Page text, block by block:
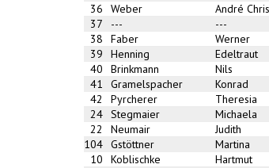
36
Weber André
37
--- ---
38
Faber Werner
39
Henning Edeltraut
40
Brinkmann Nils
41
Gramelspacher Konrad
42
Pyrcherer Theresia
24 Stegmaier Michaela
22
Neumair Judith
104 Gstöttner Martina
10
Koblischke Hartmut